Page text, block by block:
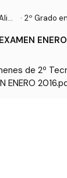
· 2º Grado
de 2º
ENERO